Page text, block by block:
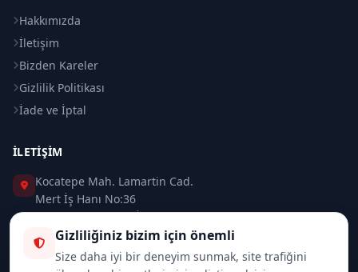
Hakkımızda
İletişim
Bizden Kareler
Gizlilik Politikası
İade ve İptal
İLETIŞIM
Kocatepe Mah. Lamartin Cad.
Mert İş Hanı No:36
Taksim / Beyoğlu / İSTANBUL
0 (212) 235 37 83
Gizliliğiniz bizim için önemli
Size daha iyi bir deneyim sunmak, site trafiğini